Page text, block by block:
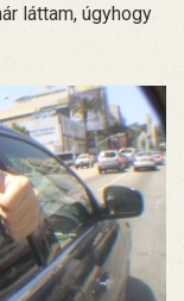
láttam, úgyhogy